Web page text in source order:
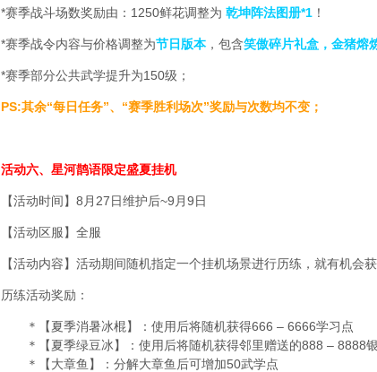
*赛季战斗场数奖励由：1250鲜花调整为 乾坤阵法图册*1 ！
*赛季战令内容与价格调整为节日版本，包含笑傲碎片礼盒，金猪熔
*赛季部分公共武学提升为150级；
PS:其余“每日任务”、“赛季胜利场次”奖励与次数均不变；
活动六、星河鹊语限定盛夏挂机
【活动时间】8月27日维护后~9月9日
【活动区服】全服
【活动内容】活动期间随机指定一个挂机场景进行历练，就有机会
历练活动奖励：
＊【夏季消暑冰棍】：使用后将随机获得666 – 6666学习点
＊【夏季绿豆冰】：使用后将随机获得邻里赠送的888 – 8888
＊【大章鱼】：分解大章鱼后可增加50武学点